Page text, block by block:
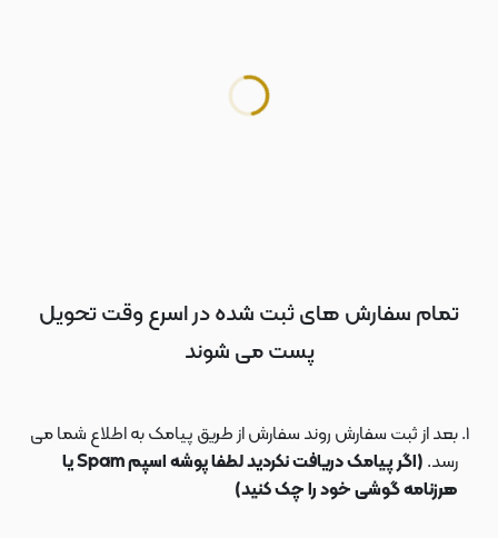
تمام سفارش های ثبت شده در اسرع وقت تحویل
پست می شوند
بعد از ثبت سفارش روند سفارش از طریق پیامک به اطلاع شما می
رسد.
(اگر پیامک دریافت نکردید لطفا پوشه اسپم Spam یا
هرزنامه گوشی خود را چک کنید)